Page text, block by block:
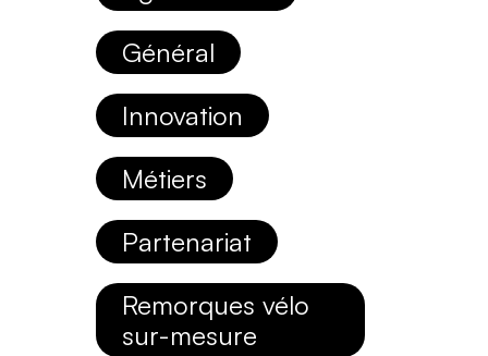
Général
Innovation
Métiers
Partenariat
Remorques vélo
sur-mesure